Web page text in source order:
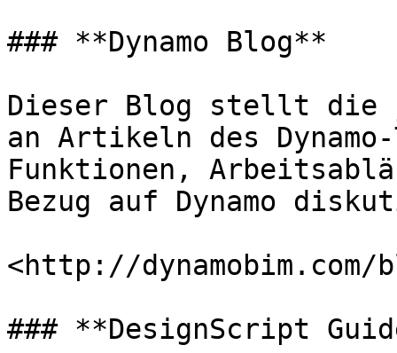
### **Dynamo Blog**
Dieser Blog stellt die
an Artikeln des
Funktionen,
Bezug auf Dynamo
<http://dynamobim.com/
### **DesignScript